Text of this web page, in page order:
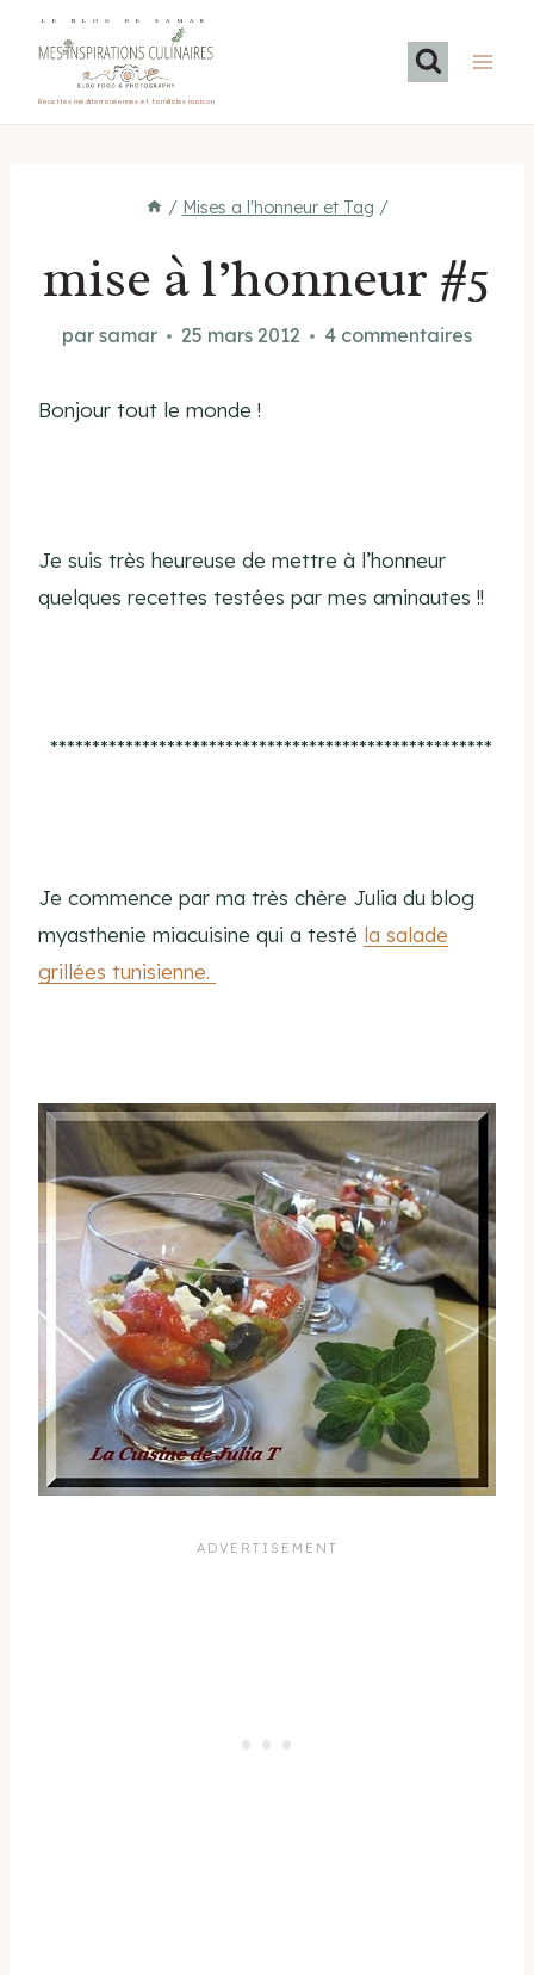
LE BLOG DE SAMAR
Recettes méditerranéennes et familiales maison
/ Mises a l'honneur et Tag /
mise à l’honneur #5
par samar 25 mars 2012 4 commentaires
Bonjour tout le monde !
Je suis très heureuse de mettre à l’honneur
quelques recettes testées par mes aminautes !!
*****************************************************
Je commence par ma très chère Julia du blog
myasthenie miacuisine qui a testé la salade
grillées tunisienne.